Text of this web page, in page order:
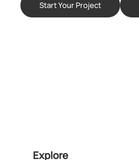
Start Your Project
Explore